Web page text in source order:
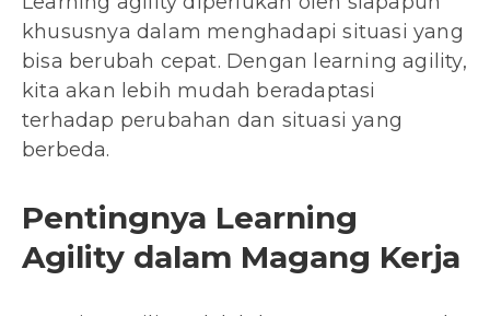
khususnya dalam menghadapi situasi yang
bisa berubah cepat. Dengan learning agility,
kita akan lebih mudah beradaptasi
terhadap perubahan dan situasi yang
berbeda.
Pentingnya Learning
Agility dalam Magang Kerja